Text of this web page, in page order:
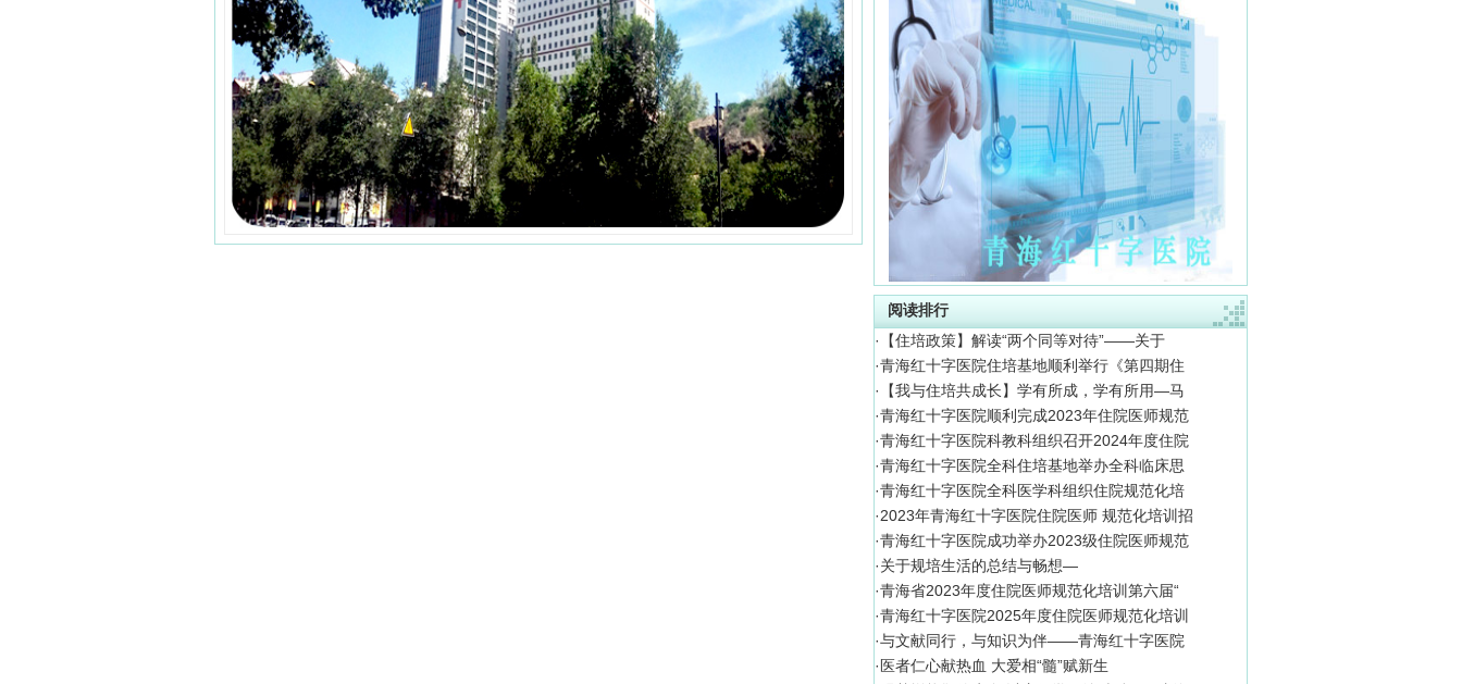
阅读排行
·
【住培政策】解读“两个同等对待”——关于
·青海红十字医院住培基地顺利举行《第四期住
·
【我与住培共成长】学有所成，学有所用—马
·青海红十字医院顺利完成2023年住院医师规范
·青海红十字医院科教科组织召开2024年度住院
·青海红十字医院全科住培基地举办全科临床思
·青海红十字医院全科医学科组织住院规范化培
·2023年青海红十字医院住院医师 规范化培训招
·青海红十字医院成功举办2023级住院医师规范
·关于规培生活的总结与畅想—
·青海省2023年度住院医师规范化培训第六届“
·青海红十字医院2025年度住院医师规范化培训
·与文献同行，与知识为伴——青海红十字医院
· 医者仁心献热血 大爱相“髓”赋新生